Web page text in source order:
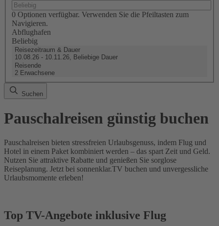
0 Optionen verfügbar. Verwenden Sie die Pfeiltasten zum
Navigieren.
Abflughafen
Beliebig
Reisezeitraum & Dauer
10.08.26 - 10.11.26, Beliebige Dauer
Reisende
2 Erwachsene
Suchen
Pauschalreisen günstig buchen
Pauschalreisen bieten stressfreien Urlaubsgenuss, indem Flug und
Hotel in einem Paket kombiniert werden – das spart Zeit und Geld.
Nutzen Sie attraktive Rabatte und genießen Sie sorglose
Reiseplanung. Jetzt bei sonnenklar.TV buchen und unvergessliche
Urlaubsmomente erleben!
Top TV-Angebote inklusive Flug